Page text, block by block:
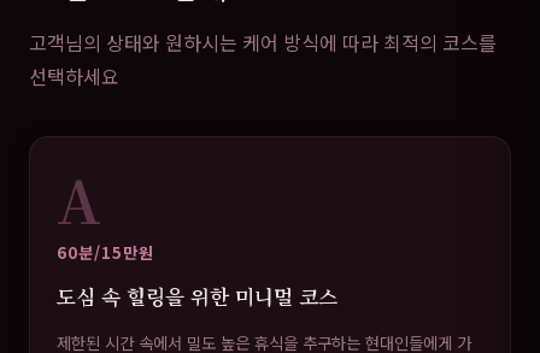
고객님의 상태와 원하시는 케어 방식에 따라 최적의 코스를
선택하세요
A
60분/15만원
도심 속 힐링을 위한 미니멀 코스
제한된 시간 속에서 밀도 높은 휴식을 추구하는 현대인들에게 가